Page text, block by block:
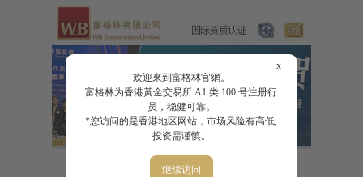
x
欢迎來到富格林官網。
富格林为香港黃金交易所 A1 类 100 号注册行
员，稳健可靠。
*您访问的是香港地区网站，市场风险有高低,
投资需谨慎。
继续访问